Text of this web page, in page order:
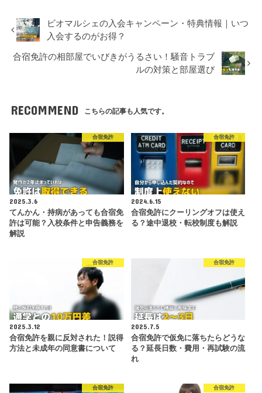
ビオマルシェの入会キャンペーン・特典情報｜いつ
入会するのがお得？
合宿免許の相部屋でいびきがうるさい！騒音トラブ
ルの対策と部屋選び
RECOMMEND こちらの記事も人気です。
合宿免許
2025.3.6
てんかん・持病があっても合宿免
許は可能？入校条件と申告義務を
解説
合宿免許
2024.6.15
合宿免許にクーリングオフは使え
る？途中退校・転校制度も解説
合宿免許
2025.3.12
合宿免許を親に反対された！説得
方法と未成年の同意書について
合宿免許
2025.7.5
合宿免許で仮免に落ちたらどうな
る？延長日数・費用・再試験の流
れ
合宿免許 合宿免許